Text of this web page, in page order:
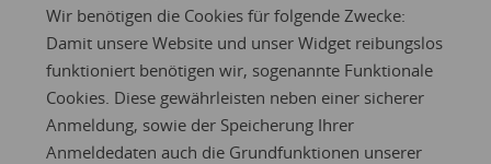
Wir benötigen die Cookies für folgende Zwecke:
Damit unsere Website und unser Widget reibungslos
funktioniert benötigen wir, sogenannte Funktionale
Cookies. Diese gewährleisten neben einer sicherer
Anmeldung, sowie der Speicherung Ihrer
Anmeldedaten auch die Grundfunktionen unserer